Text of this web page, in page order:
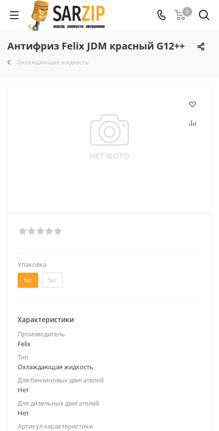
0
Антифриз Felix JDM красный G12++
Охлаждающая жидкость
Упаковка
1кг
5кг
Характеристики
Производитель
Felix
Тип
Охлаждающая жидкость
Для бензиновых двигателей
Нет
Для дизельных двигателей
Нет
Артикул характеристики